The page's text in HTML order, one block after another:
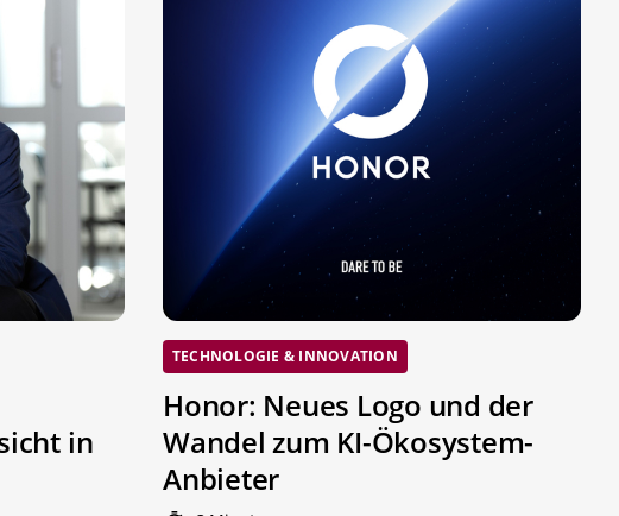
in
TECHNOLOGIE & INNOVATION
Honor: Neues Logo und der
Wandel zum KI-Ökosystem-
Anbieter